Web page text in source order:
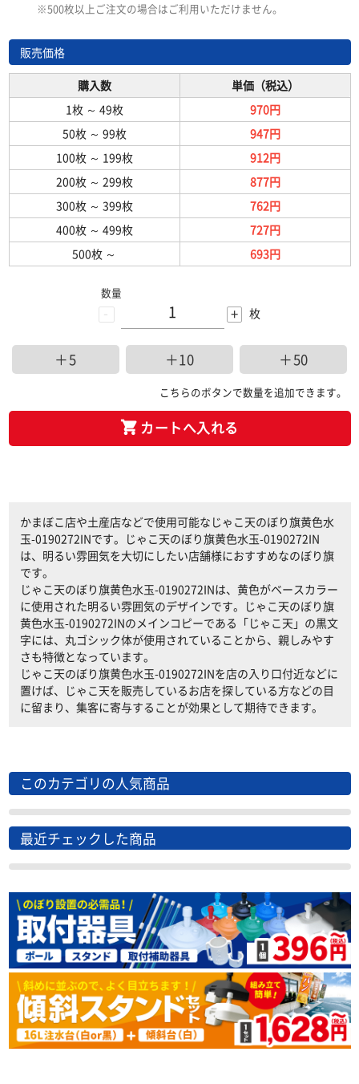
※500枚以上ご注文の場合はご利用いただけません。
販売価格
購入数
単価（税込）
1枚 ～ 49枚
970円
50枚 ～ 99枚
947円
100枚 ～ 199枚
912円
200枚 ～ 299枚
877円
300枚 ～ 399枚
762円
400枚 ～ 499枚
727円
500枚 ～ 693円
-
数量
+ 枚
＋5 ＋10 ＋50
こちらのボタンで数量を追加できます。
カートへ入れる
かまぼこ店や土産店などで使用可能なじゃこ天のぼり旗黄色水
玉-0190272INです。じゃこ天のぼり旗黄色水玉-0190272IN
は、明るい雰囲気を大切にしたい店舗様におすすめなのぼり旗
です。
じゃこ天のぼり旗黄色水玉-0190272INは、黄色がベースカラー
に使用された明るい雰囲気のデザインです。じゃこ天のぼり旗
黄色水玉-0190272INのメインコピーである「じゃこ天」の黒文
字には、丸ゴシック体が使用されていることから、親しみやす
さも特徴となっています。
じゃこ天のぼり旗黄色水玉-0190272INを店の入り口付近などに
置けば、じゃこ天を販売しているお店を探している方などの目
に留まり、集客に寄与することが効果として期待できます。
このカテゴリの人気商品
最近チェックした商品